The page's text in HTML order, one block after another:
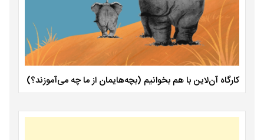
کارگاه آن‌لاین با هم بخوانیم (بچه‌هایمان از ما چه می‌آموزند؟)